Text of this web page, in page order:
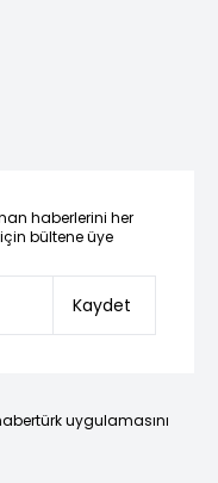
haberlerini her
bültene üye
Kaydet
uygulamasını